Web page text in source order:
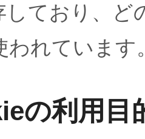
しており、
われています
の利用目